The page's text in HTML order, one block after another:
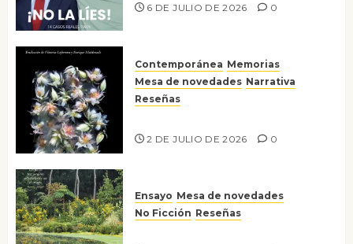
6 DE JULIO DE 2026 0
Contemporánea Memorias
Mesa de novedades Narrativa
Reseñas
2 DE JULIO DE 2026 0
Ensayo Mesa de novedades
No Ficción Reseñas